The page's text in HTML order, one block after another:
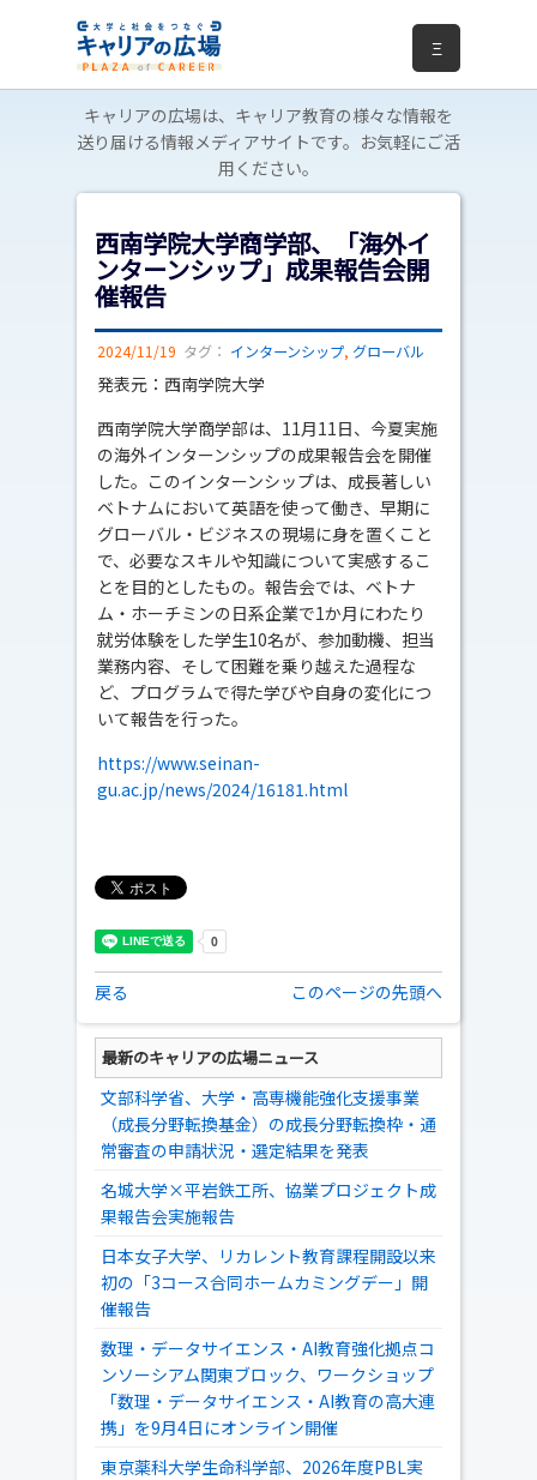
Ξ
キャリアの広場は、キャリア教育の様々な情報を
送り届ける情報メディアサイトです。お気軽にご活
用ください。
西南学院大学商学部、「海外イ
ンターンシップ」成果報告会開
催報告
2024/11/19 タグ： インターンシップ, グローバル
発表元：西南学院大学
西南学院大学商学部は、11月11日、今夏実施
の海外インターンシップの成果報告会を開催
した。このインターンシップは、成長著しい
ベトナムにおいて英語を使って働き、早期に
グローバル・ビジネスの現場に身を置くこと
で、必要なスキルや知識について実感するこ
とを目的としたもの。報告会では、ベトナ
ム・ホーチミンの日系企業で1か月にわたり
就労体験をした学生10名が、参加動機、担当
業務内容、そして困難を乗り越えた過程な
ど、プログラムで得た学びや自身の変化につ
いて報告を行った。
https://www.seinan-
gu.ac.jp/news/2024/16181.html
戻る このページの先頭へ
最新のキャリアの広場ニュース
文部科学省、大学・高専機能強化支援事業
（成長分野転換基金）の成長分野転換枠・通
常審査の申請状況・選定結果を発表
名城大学×平岩鉄工所、協業プロジェクト成
果報告会実施報告
日本女子大学、リカレント教育課程開設以来
初の「3コース合同ホームカミングデー」開
催報告
数理・データサイエンス・AI教育強化拠点コ
ンソーシアム関東ブロック、ワークショップ
「数理・データサイエンス・AI教育の高大連
携」を9月4日にオンライン開催
東京薬科大学生命科学部、2026年度PBL実